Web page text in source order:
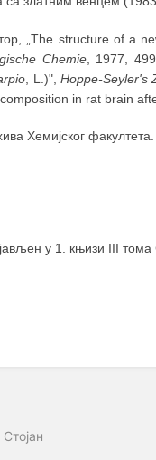
„The structure of a
Chemie, 1977,
, L.)",Hoppe-Seyler's
in rat brain
Хемијског факултета.
у 1. књизи III